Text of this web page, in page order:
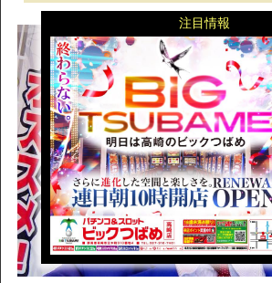
注目情報